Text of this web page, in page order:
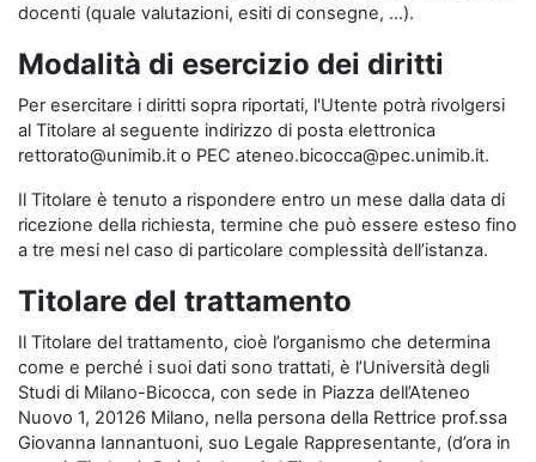
docenti (quale valutazioni, esiti di consegne, …).
Modalità di esercizio dei diritti
Per esercitare i diritti sopra riportati, l'Utente potrà rivolgersi
al Titolare al seguente indirizzo di posta elettronica
rettorato@unimib.it o PEC ateneo.bicocca@pec.unimib.it.
Il Titolare è tenuto a rispondere entro un mese dalla data di
ricezione della richiesta, termine che può essere esteso fino
a tre mesi nel caso di particolare complessità dell’istanza.
Titolare del trattamento
Il Titolare del trattamento, cioè l’organismo che determina
come e perché i suoi dati sono trattati, è l’Università degli
Studi di Milano-Bicocca, con sede in Piazza dell’Ateneo
Nuovo 1, 20126 Milano, nella persona della Rettrice prof.ssa
Giovanna Iannantuoni, suo Legale Rappresentante, (d’ora in